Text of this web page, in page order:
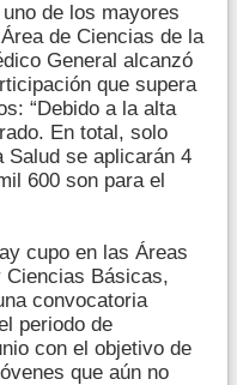
de los mayores
de Ciencias de la
General alcanzó
que supera
“Debido a la alta
En total, solo
Salud se aplicarán 4
600 son para el
cupo en las Áreas
Ciencias Básicas,
convocatoria
periodo de
con el objetivo de
que aún no